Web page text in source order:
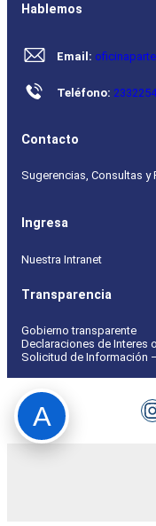
Hablemos
Email:
Teléfono:
Contacto
Sugerencias, Consultas y
Ingresa
Nuestra Intranet
Transparencia
Gobierno transparente
Declaraciones de Interes
Solicitud de Información
A